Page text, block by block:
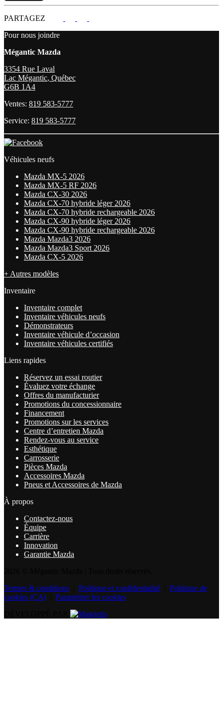
PARTAGEZ
Pour nous joindre
Mégantic Mazda
3354 Rue Laval
Lac Mégantic, Québec
G6B 1A4
Ventes: 819 583-5777
Service: 819 583-5777
Véhicules neufs
Mazda MX-5 2026
Mazda MX-5 RF 2026
Mazda CX-30 2026
Mazda CX-70 hybride léger 2026
Mazda CX-70 hybride rechargeable 2026
Mazda CX-90 hybride léger 2026
Mazda CX-90 hybride rechargeable 2026
Mazda Mazda3 2026
Mazda Mazda3 Sport 2026
Mazda CX-5 2026
+ Autres modèles
Inventaire
Inventaire complet
Inventaire véhicules neufs
Démonstrateurs
Inventaire véhicule d’occasion
Inventaire véhicules certifiés
Liens rapides
Réservez un essai routier
Évaluez votre échange
Offres du manufacturier
Promotions du concessionnaire
Financement
Promotions sur les services
Centre d’entretien Mazda
Rendez-vous au service
Esthétique
Carrosserie
Pièces Mazda
Accessoires Mazda
Pneus et Accessoires de Mazda
À propos
Contactez-nous
Équipe
Carrière
Innovation
Garantie Mazda
Termes & conditions
Politique et confidentialité
Politique de
cookies (CA)
Paramétrer les cookies